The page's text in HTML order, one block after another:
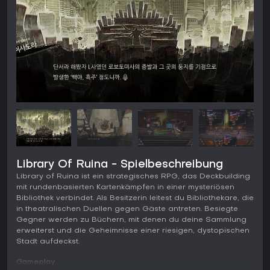
Library Of Ruina - Spielbeschreibung
Library of Ruina ist ein strategisches RPG, das Deckbuilding
mit rundenbasierten Kartenkämpfen in einer mysteriösen
Bibliothek verbindet. Als Besitzerin leitest du Bibliothekare, die
in theatralischen Duellen gegen Gäste antreten. Besiegte
Gegner werden zu Büchern, mit denen du deine Sammlung
erweiterst und die Geheimnisse einer riesigen, dystopischen
Stadt aufdeckst.
Gameplay